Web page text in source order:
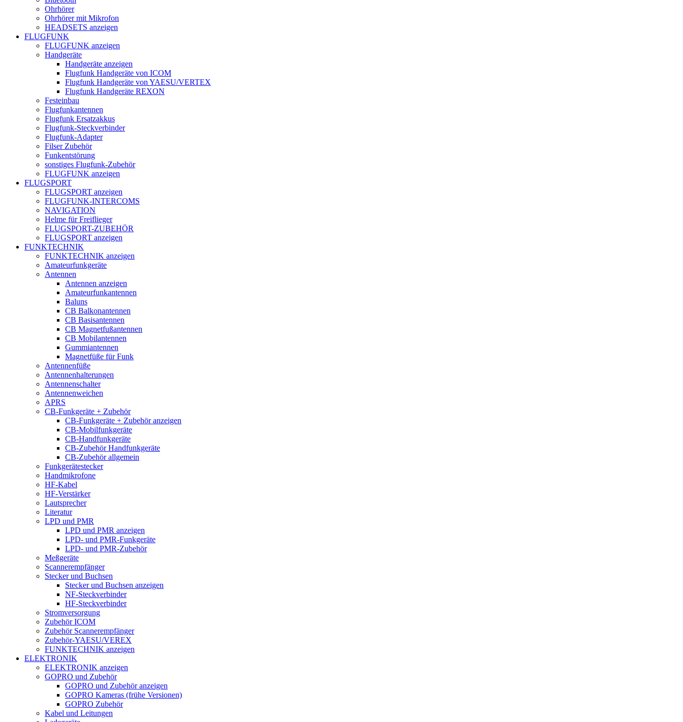
Ohrhörer
Ohrhörer mit Mikrofon
HEADSETS anzeigen
FLUGFUNK
FLUGFUNK anzeigen
Handgeräte
Handgeräte anzeigen
Flugfunk Handgeräte von ICOM
Flugfunk Handgeräte von YAESU/VERTEX
Flugfunk Handgeräte REXON
Festeinbau
Flugfunkantennen
Flugfunk Ersatzakkus
Flugfunk-Steckverbinder
Flugfunk-Adapter
Filser Zubehör
Funkentstörung
sonstiges Flugfunk-Zubehör
FLUGFUNK anzeigen
FLUGSPORT
FLUGSPORT anzeigen
FLUGFUNK-INTERCOMS
NAVIGATION
Helme für Freiflieger
FLUGSPORT-ZUBEHÖR
FLUGSPORT anzeigen
FUNKTECHNIK
FUNKTECHNIK anzeigen
Amateurfunkgeräte
Antennen
Antennen anzeigen
Amateurfunkantennen
Baluns
CB Balkonantennen
CB Basisantennen
CB Magnetfußantennen
CB Mobilantennen
Gummiantennen
Magnetfüße für Funk
Antennenfüße
Antennenhalterungen
Antennenschalter
Antennenweichen
APRS
CB-Funkgeräte + Zubehör
CB-Funkgeräte + Zubehör anzeigen
CB-Mobilfunkgeräte
CB-Handfunkgeräte
CB-Zubehör Handfunkgeräte
CB-Zubehör allgemein
Funkgerätestecker
Handmikrofone
HF-Kabel
HF-Verstärker
Lautsprecher
Literatur
LPD und PMR
LPD und PMR anzeigen
LPD- und PMR-Funkgeräte
LPD- und PMR-Zubehör
Meßgeräte
Scannerempfänger
Stecker und Buchsen
Stecker und Buchsen anzeigen
NF-Steckverbinder
HF-Steckverbinder
Stromversorgung
Zubehör ICOM
Zubehör Scannerempfänger
Zubehör-YAESU/VEREX
FUNKTECHNIK anzeigen
ELEKTRONIK
ELEKTRONIK anzeigen
GOPRO und Zubehör
GOPRO und Zubehör anzeigen
GOPRO Kameras (frühe Versionen)
GOPRO Zubehör
Kabel und Leitungen